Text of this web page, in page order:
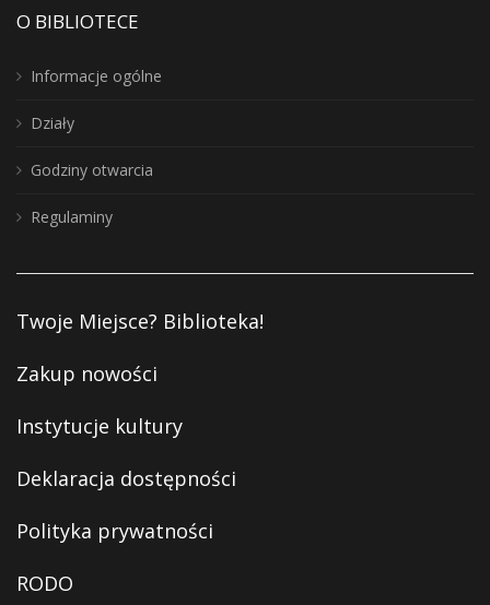
O BIBLIOTECE
Informacje ogólne
Działy
Godziny otwarcia
Regulaminy
Twoje Miejsce? Biblioteka!
Zakup nowości
Instytucje kultury
Deklaracja dostępności
Polityka prywatności
RODO